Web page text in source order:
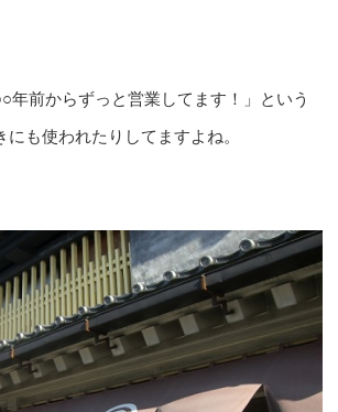
年前からずっと営業してます！」という
にも使われたりしてますよね。